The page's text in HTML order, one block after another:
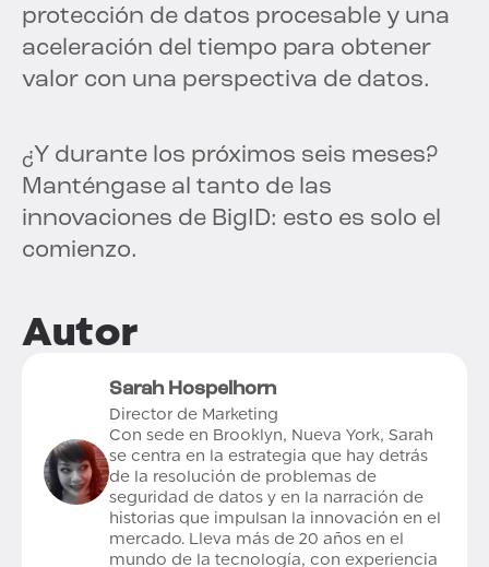
protección de datos procesable y una
aceleración del tiempo para obtener
valor con una perspectiva de datos.
¿Y durante los próximos seis meses?
Manténgase al tanto de las
innovaciones de BigID: esto es solo el
comienzo.
Autor
Sarah Hospelhorn
Director de Marketing
Con sede en Brooklyn, Nueva York, Sarah
se centra en la estrategia que hay detrás
de la resolución de problemas de
seguridad de datos y en la narración de
historias que impulsan la innovación en el
mercado. Lleva más de 20 años en el
mundo de la tecnología, con experiencia